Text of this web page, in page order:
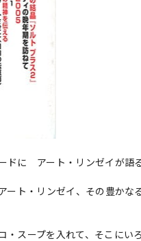
ドに アート・リンゼイが語
ト・リンゼイ、その豊かな
スープを入れて、そこにい